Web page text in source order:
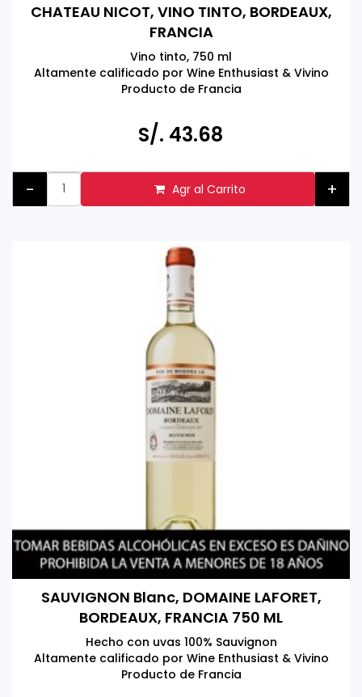
CHATEAU NICOT, VINO TINTO, BORDEAUX,
FRANCIA
Vino tinto, 750 ml
Altamente calificado por Wine Enthusiast & Vivino
Producto de Francia
Prohibida la venta a menores de 18 años.
S/. 43.68
- Agr al Carrito +
SAUVIGNON Blanc, DOMAINE LAFORET,
BORDEAUX, FRANCIA 750 ML
Hecho con uvas 100% Sauvignon
Altamente calificado por Wine Enthusiast & Vivino
Producto de Francia